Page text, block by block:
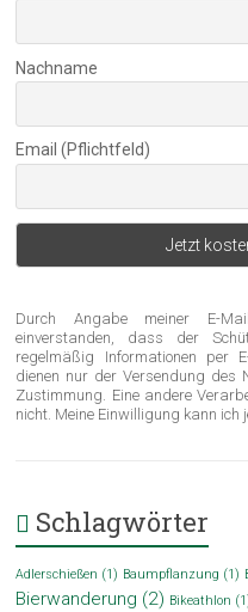
Nachname
Email (Pflichtfeld)
Durch Angabe meiner E-
einverstanden, dass der
regelmäßig Informationen per
dienen nur der Versendung des
Zustimmung. Eine andere
nicht. Meine Einwilligung kann ich
Schlagwörter
Adlerschießen (1) Baumpflanzung (1)
Bierwanderung (2) Bikeathlon